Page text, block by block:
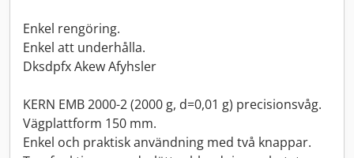
Enkel rengöring.
Enkel att underhålla.
Dksdpfx Akew Afyhsler
KERN EMB 2000-2 (2000 g, d=0,01 g) precisionsvåg.
Vägplattform 150 mm.
Enkel och praktisk användning med två knappar.